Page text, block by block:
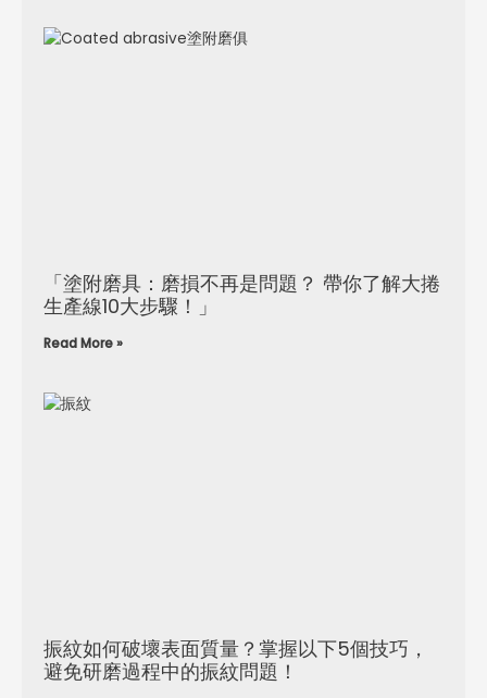
「塗附磨具：磨損不再是問題？ 帶你了解大捲
生產線10大步驟！」
Read More »
振紋如何破壞表面質量？掌握以下5個技巧，
避免研磨過程中的振紋問題！